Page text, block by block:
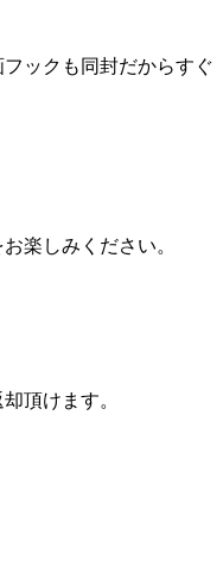
ックも同封だからすぐ
楽しみください。
頂けます。